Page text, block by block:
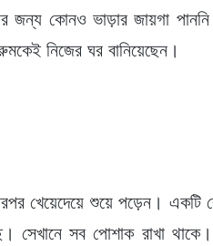
জন্য কোনও ভাড়ার জায়গা
নিজের ঘর বানিয়েছেন।
খেয়েদেয়ে শুয়ে পড়েন। একটি
সেখানে সব পোশাক রাখা